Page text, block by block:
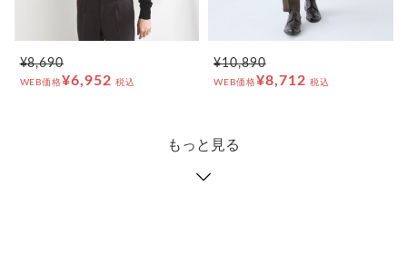
¥8,690
WEB価格¥6,952 税込
¥10,890
WEB価格¥8,712 税込
もっと見る